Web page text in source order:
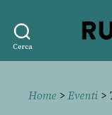
Cerca
Home > Eventi >